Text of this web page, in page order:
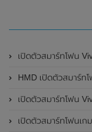
เปิดตัวสมาร์ทโฟน Vivo Y300 Pro อย่างเป็นทางกา
HMD เปิดตัวสมาร์ทโฟนฝาพั
เปิดตัวสมาร์ทโฟน Vivo
เปิดตัวสมาร์ทโฟนเกมมิ่ง